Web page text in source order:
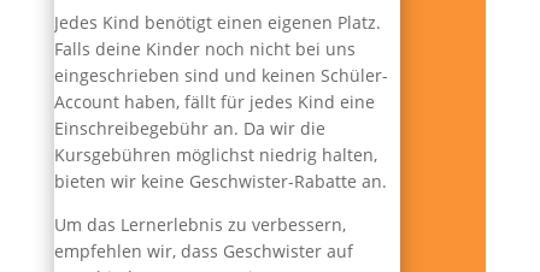
Jedes Kind benötigt einen eigenen Platz.
Falls deine Kinder noch nicht bei uns
eingeschrieben sind und keinen Schüler-
Account haben, fällt für jedes Kind eine
Einschreibegebühr an. Da wir die
Kursgebühren möglichst niedrig halten,
bieten wir keine Geschwister-Rabatte an.
Um das Lernerlebnis zu verbessern,
empfehlen wir, dass Geschwister auf